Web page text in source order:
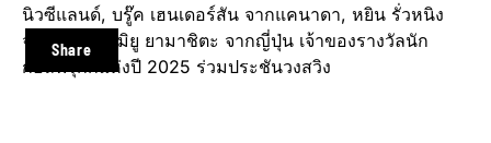
Share
นิวซีแลนด์, บรู๊ค เฮนเดอร์สัน จากแคนาดา, หยิน รั่วหนิง
จากจีน และ มิยู ยามาชิตะ จากญี่ปุ่น เจ้าของรางวัลนัก
กอล์ฟรุกกี้แห่งปี 2025 ร่วมประชันวงสวิง